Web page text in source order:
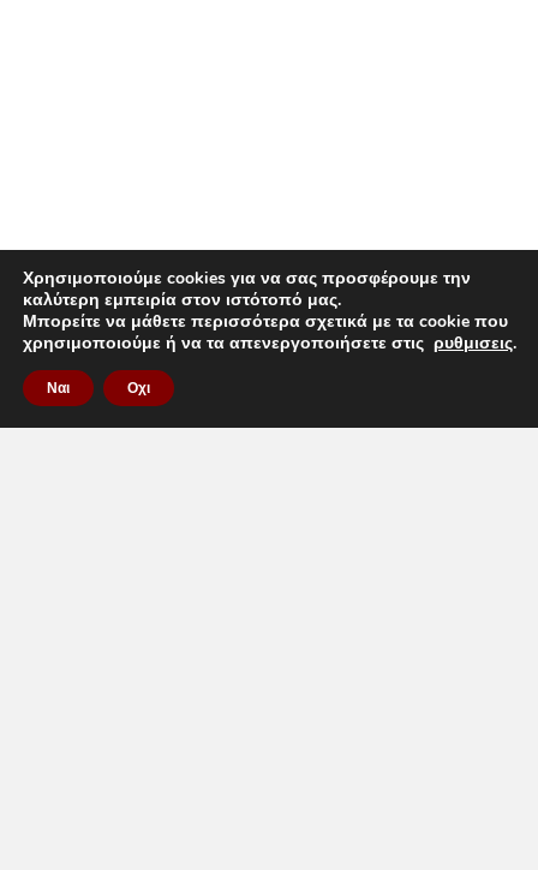
Χρησιμοποιούμε cookies για να σας προσφέρουμε την
καλύτερη εμπειρία στον ιστότοπό μας.
Μπορείτε να μάθετε περισσότερα σχετικά με τα cookie που
χρησιμοποιούμε ή να τα απενεργοποιήσετε στις ρυθμισεις.
Ναι Οχι